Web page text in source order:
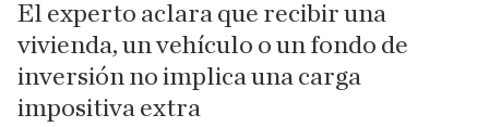
El experto aclara que recibir una
vivienda, un vehículo o un fondo de
inversión no implica una carga
impositiva extra